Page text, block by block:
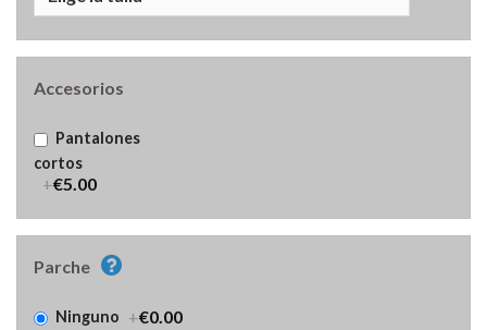
Accesorios
Pantalones
cortos
+€5.00
Parche
Ninguno +€0.00